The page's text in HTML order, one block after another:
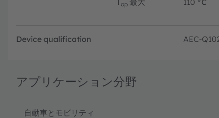
op
Device qualification AEC-
アプリケーション分野
自動車とモビリティ